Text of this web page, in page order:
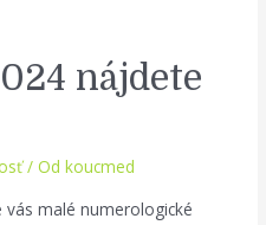
nájdete
/ Od koucmed
malé numerologické